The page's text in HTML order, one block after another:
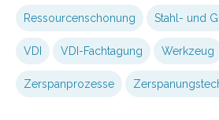
Ressourcenschonung Stahl- und
VDI VDI-Fachtagung Werkzeug
Zerspanprozesse